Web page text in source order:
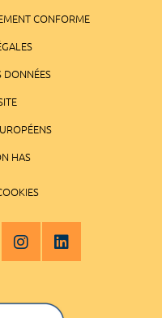
CONFORME
DONNÉES
HAS